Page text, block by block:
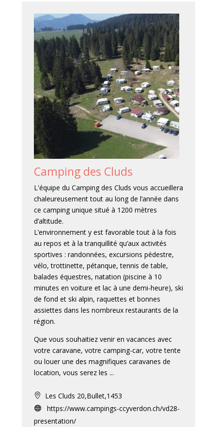
Camping des Cluds
L'équipe du Camping des Cluds vous accueillera
chaleureusement tout au long de l’année dans
ce camping unique situé à 1200 mètres
d’altitude.
L’environnement y est favorable tout à la fois
au repos et à la tranquillité qu’aux activités
sportives : randonnées, excursions pédestre,
vélo, trottinette, pétanque, tennis de table,
balades équestres, natation (piscine à 10
minutes en voiture et lac à une demi-heure), ski
de fond et ski alpin, raquettes et bonnes
assiettes dans les nombreux restaurants de la
région.
Que vous souhaitiez venir en vacances avec
votre caravane, votre camping-car, votre tente
ou louer une des magnifiques caravanes de
location, vous serez les ...
 Les Cluds 20,Bullet,1453

https://www.campings-ccyverdon.ch/vd28-
presentation/